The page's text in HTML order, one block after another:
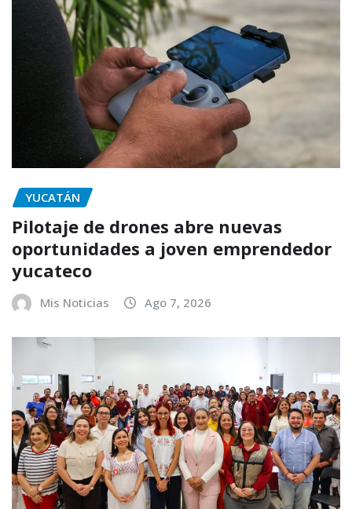
YUCATÁN
Pilotaje de drones abre nuevas
oportunidades a joven emprendedor
yucateco
Mis Noticias Ago 7, 2026